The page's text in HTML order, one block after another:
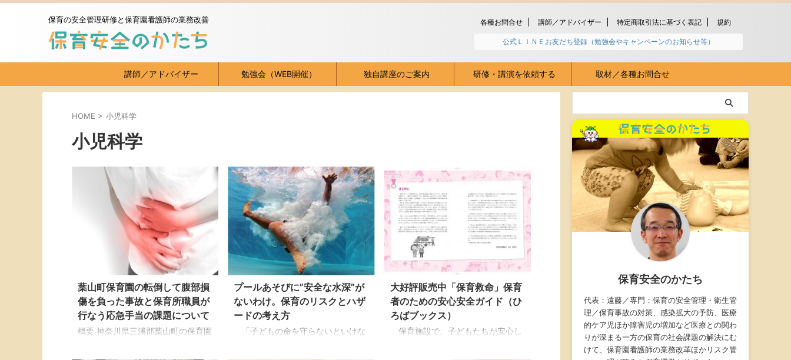
保育の安全管理研修と保育園看護師の業務改善 各種お問合せ 講師／アドバイザー 特定商取引法に基づく表記 規約
公式ＬＩＮＥお友だち登録（勉強会やキャンペーンのお知らせ等）
講師／アドバイザー 勉強会（WEB開催） 独自講座のご案内 研修・講演を依頼する 取材／各種お問合せ
HOME > 小児科学
小児科学
葉山町保育園の転倒して腹部損
傷を負った事故と保育所職員が
行なう応急手当の課題について
概要 神奈川県三浦郡葉山町の保育園
プールあそびに”安全な水深”が
ないわけ。保育のリスクとハザ
ードの考え方
「子どもの命を守らないといけな
大好評販売中「保育救命」保育
者のための安心安全ガイド（ひ
ろばブックス）
保育施設で、子どもたちが安心し
保育安全のかたち
代表：遠藤／専門：保育の安全管理・衛生管
理／保育事故の対策、感染拡大の予防、医療
的ケア児ほか障害児の増加など医療との関わ
りが深まる一方の保育の社会課題の解決にむ
けて、保育園看護師の業務改革ほかリスク管